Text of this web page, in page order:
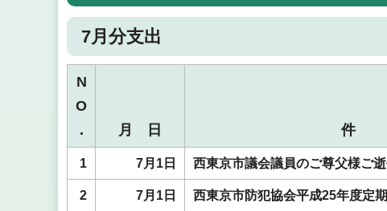
7月分支出
N
O
.
月 日
1 7月1日 西東京市議会議員のご尊父様ご
2 7月1日 西東京市防犯協会平成25年度定